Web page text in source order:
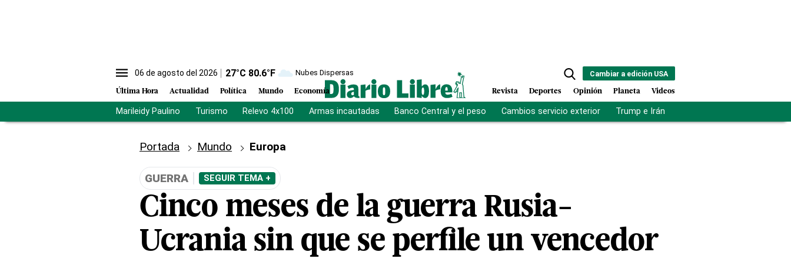
06 de agosto del 2026 27°C 80.6°F Nubes Dispersas
Última Hora Actualidad Política Mundo Economía
Cambiar a edición USA
Revista Deportes Opinión Planeta Videos
Marileidy Paulino Turismo Relevo 4x100 Armas incautadas Banco Central y el peso Cambios servicio exterior Trump e Irán
Portada Mundo Europa
GUERRA SEGUIR TEMA +
Cinco meses de la guerra Rusia-
Ucrania sin que se perfile un vencedor